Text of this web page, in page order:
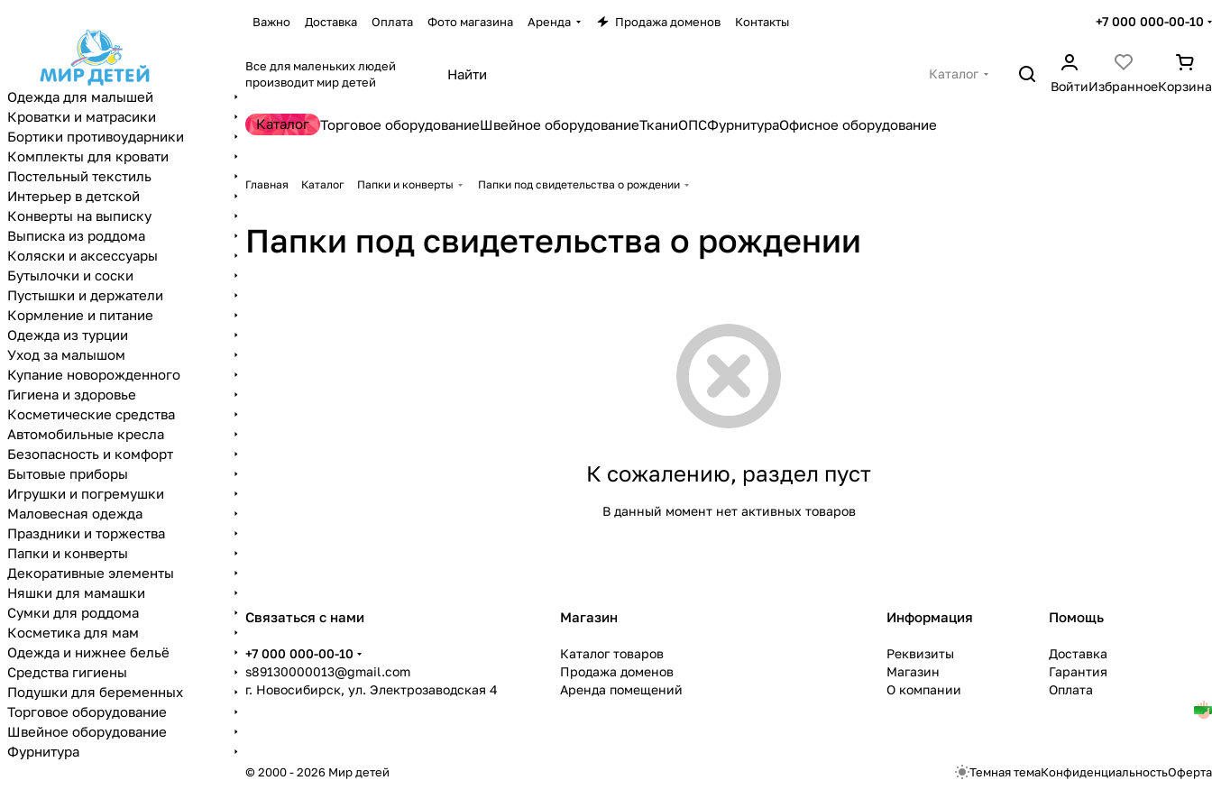
Важно Доставка Оплата Фото магазина Аренда Продажа доменов Контакты +7 000 000-00-10
Все для маленьких людей
производит мир детей
Каталог
ВойтиИзбранноеКорзина
Каталог Торговое оборудованиеШвейное оборудованиеТканиОПСФурнитураОфисное оборудование
Главная Каталог Папки и конверты Папки под свидетельства о рождении
Папки под свидетельства о рождении
К сожалению, раздел пуст
В данный момент нет активных товаров
Связаться с нами
+7 000 000-00-10
s89130000013@gmail.com
г. Новосибирск, ул. Электрозаводская 4
Магазин
Каталог товаров
Продажа доменов
Аренда помещений
Информация
Реквизиты
Магазин
О компании
Помощь
Доставка
Гарантия
Оплата
© 2000 - 2026 Мир детей Темная темаКонфиденциальностьОферта
Одежда для малышей
Кроватки и матрасики
Бортики противоударники
Комплекты для кровати
Постельный текстиль
Интерьер в детской
Конверты на выписку
Выписка из роддома
Коляски и аксессуары
Бутылочки и соски
Пустышки и держатели
Кормление и питание
Одежда из турции
Уход за малышом
Купание новорожденного
Гигиена и здоровье
Косметические средства
Автомобильные кресла
Безопасность и комфорт
Бытовые приборы
Игрушки и погремушки
Маловесная одежда
Праздники и торжества
Папки и конверты
Декоративные элементы
Няшки для мамашки
Сумки для роддома
Косметика для мам
Одежда и нижнее бельё
Средства гигиены
Подушки для беременных
Торговое оборудование
Швейное оборудование
Фурнитура